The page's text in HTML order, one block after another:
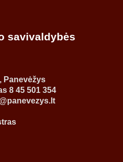
savivaldybės
Panevėžys
8 45 501 354